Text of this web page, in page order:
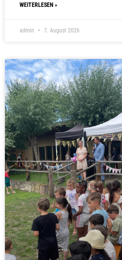
WEITERLESEN »
admin 7. August 2026